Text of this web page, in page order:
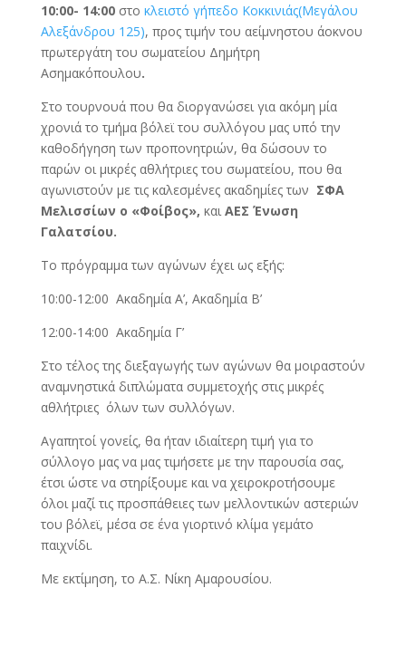
10:00- 14:00στο κλειστό γήπεδο Κοκκινιάς(Μεγάλου
Αλεξάνδρου 125), προς τιμήν του αείμνηστου άοκνου
πρωτεργάτη του σωματείου Δημήτρη
Ασημακόπουλου.
Στο τουρνουά που θα διοργανώσει για ακόμη μία
χρονιά το τμήμα βόλεϊ του συλλόγου μας υπό την
καθοδήγηση των προπονητριών, θα δώσουν το
παρών οι μικρές αθλήτριες του σωματείου, που θα
αγωνιστούν με τις καλεσμένες ακαδημίες των ΣΦΑ
Μελισσίων ο «Φοίβος», καιΑΕΣ Ένωση
Γαλατσίου.
Το πρόγραμμα των αγώνων έχει ως εξής:
10:00-12:00 Ακαδημία Α’, Ακαδημία Β’
12:00-14:00 Ακαδημία Γ’
Στο τέλος της διεξαγωγής των αγώνων θα μοιραστούν
αναμνηστικά διπλώματα συμμετοχής στις μικρές
αθλήτριες όλων των συλλόγων.
Αγαπητοί γονείς, θα ήταν ιδιαίτερη τιμή για το
σύλλογο μας να μας τιμήσετε με την παρουσία σας,
έτσι ώστε να στηρίξουμε και να χειροκροτήσουμε
όλοι μαζί τις προσπάθειες των μελλοντικών αστεριών
του βόλεϊ, μέσα σε ένα γιορτινό κλίμα γεμάτο
παιχνίδι.
Με εκτίμηση, το Α.Σ. Νίκη Αμαρουσίου.